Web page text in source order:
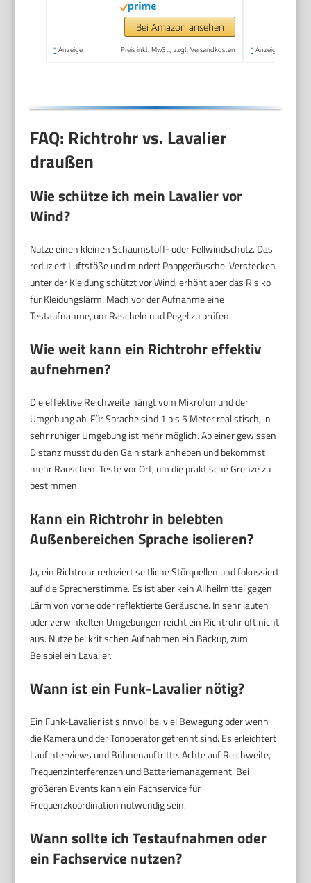
Bei Amazon ansehen
* Anzeige Preis inkl. MwSt., zzgl. Versandkosten * Anzeige
FAQ: Richtrohr vs. Lavalier
draußen
Wie schütze ich mein Lavalier vor
Wind?
Nutze einen kleinen Schaumstoff- oder Fellwindschutz. Das
reduziert Luftstöße und mindert Poppgeräusche. Verstecken
unter der Kleidung schützt vor Wind, erhöht aber das Risiko
für Kleidungslärm. Mach vor der Aufnahme eine
Testaufnahme, um Rascheln und Pegel zu prüfen.
Wie weit kann ein Richtrohr effektiv
aufnehmen?
Die effektive Reichweite hängt vom Mikrofon und der
Umgebung ab. Für Sprache sind 1 bis 5 Meter realistisch, in
sehr ruhiger Umgebung ist mehr möglich. Ab einer gewissen
Distanz musst du den Gain stark anheben und bekommst
mehr Rauschen. Teste vor Ort, um die praktische Grenze zu
bestimmen.
Kann ein Richtrohr in belebten
Außenbereichen Sprache isolieren?
Ja, ein Richtrohr reduziert seitliche Störquellen und fokussiert
auf die Sprecherstimme. Es ist aber kein Allheilmittel gegen
Lärm von vorne oder reflektierte Geräusche. In sehr lauten
oder verwinkelten Umgebungen reicht ein Richtrohr oft nicht
aus. Nutze bei kritischen Aufnahmen ein Backup, zum
Beispiel ein Lavalier.
Wann ist ein Funk-Lavalier nötig?
Ein Funk-Lavalier ist sinnvoll bei viel Bewegung oder wenn
die Kamera und der Tonoperator getrennt sind. Es erleichtert
Laufinterviews und Bühnenauftritte. Achte auf Reichweite,
Frequenzinterferenzen und Batteriemanagement. Bei
größeren Events kann ein Fachservice für
Frequenzkoordination notwendig sein.
Wann sollte ich Testaufnahmen oder
ein Fachservice nutzen?